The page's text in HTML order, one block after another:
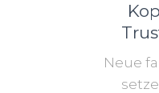
Neue